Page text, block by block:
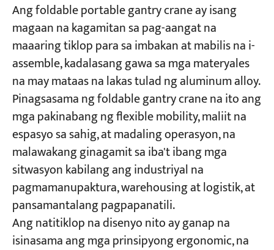
Ang foldable portable gantry crane ay isang
magaan na kagamitan sa pag-aangat na
maaaring tiklop para sa imbakan at mabilis na i-
assemble, kadalasang gawa sa mga materyales
na may mataas na lakas tulad ng aluminum alloy.
Pinagsasama ng foldable gantry crane na ito ang
mga pakinabang ng flexible mobility, maliit na
espasyo sa sahig, at madaling operasyon, na
malawakang ginagamit sa iba't ibang mga
sitwasyon kabilang ang industriyal na
pagmamanupaktura, warehousing at logistik, at
pansamantalang pagpapanatili.
Ang natitiklop na disenyo nito ay ganap na
isinasama ang mga prinsipyong ergonomic, na